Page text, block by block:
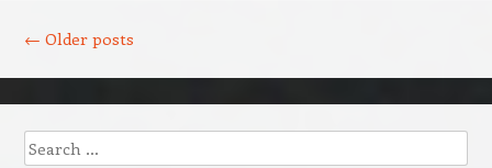
← Older posts
Search